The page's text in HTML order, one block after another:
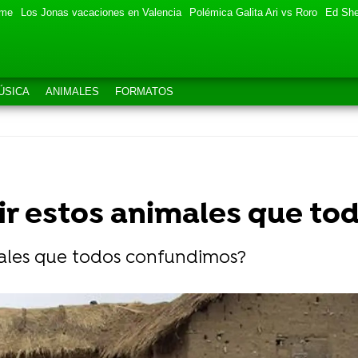
Los Jonas vacaciones en Valencia Polémica Galita Ari vs Roro Ed
ANIMALES FORMATOS
estos animales que
que todos confundimos?